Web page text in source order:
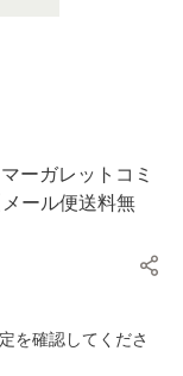
ーガレットコミ
ール便送料無
を確認してくださ